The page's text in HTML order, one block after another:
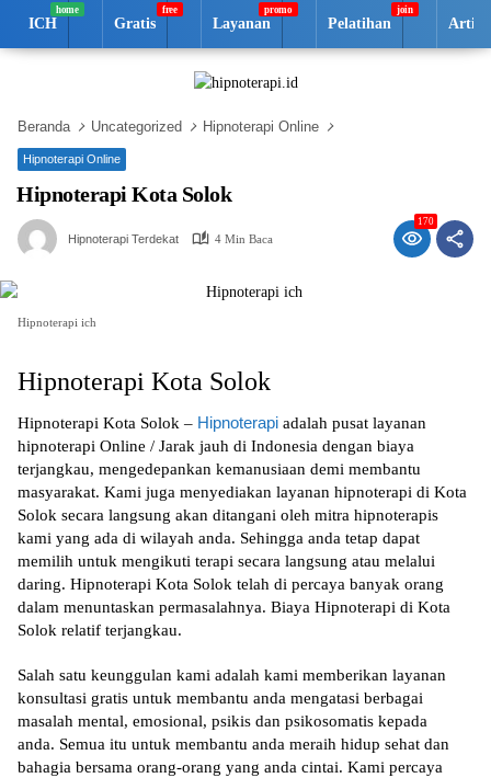
Langsung
konten
ICH Gratis Layanan Pelatihan
Beranda Uncategorized Hipnoterapi Online
Hipnoterapi Online
Hipnoterapi Kota Solok
Hipnoterapi Terdekat 4 Min Baca
170
Hipnoterapi ich
Hipnoterapi Kota Solok
Hipnoterapi Kota Solok – Hipnoterapi adalah pusat layanan
hipnoterapi Online / Jarak jauh di Indonesia dengan biaya
terjangkau, mengedepankan kemanusiaan demi membantu
masyarakat. Kami juga menyediakan layanan hipnoterapi di Kota
Solok secara langsung akan ditangani oleh mitra hipnoterapis
kami yang ada di wilayah anda. Sehingga anda tetap dapat
memilih untuk mengikuti terapi secara langsung atau melalui
daring. Hipnoterapi Kota Solok telah di percaya banyak orang
dalam menuntaskan permasalahnya. Biaya Hipnoterapi di Kota
Solok relatif terjangkau.
Salah satu keunggulan kami adalah kami memberikan layanan
konsultasi gratis untuk membantu anda mengatasi berbagai
masalah mental, emosional, psikis dan psikosomatis kepada
anda. Semua itu untuk membantu anda meraih hidup sehat dan
bahagia bersama orang-orang yang anda cintai. Kami percaya